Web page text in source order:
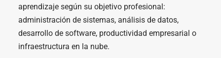
aprendizaje según su objetivo profesional:
administración de sistemas, análisis de datos,
desarrollo de software, productividad empresarial o
infraestructura en la nube.